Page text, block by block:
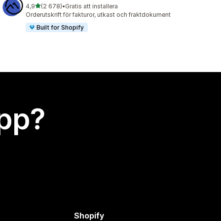
4,9av 5 stjärnor
(2 678)
2678 recensioner totalt
•Gratis att installera
Orderutskrift för fakturor, utkast och fraktdokument
Built for Shopify
Shopify